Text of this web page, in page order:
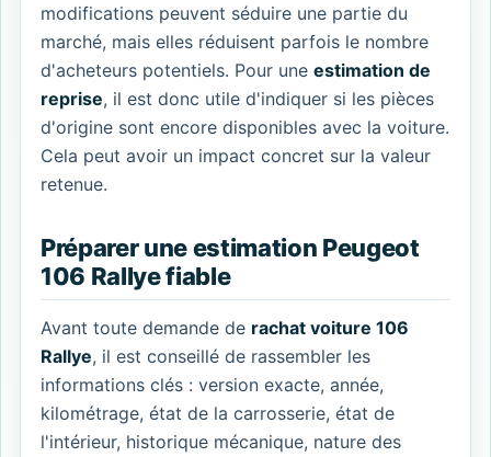
modifications peuvent séduire une partie du
marché, mais elles réduisent parfois le nombre
d'acheteurs potentiels. Pour une estimation de
reprise, il est donc utile d'indiquer si les pièces
d'origine sont encore disponibles avec la voiture.
Cela peut avoir un impact concret sur la valeur
retenue.
Préparer une estimation Peugeot
106 Rallye fiable
Avant toute demande de rachat voiture 106
Rallye, il est conseillé de rassembler les
informations clés : version exacte, année,
kilométrage, état de la carrosserie, état de
l'intérieur, historique mécanique, nature des